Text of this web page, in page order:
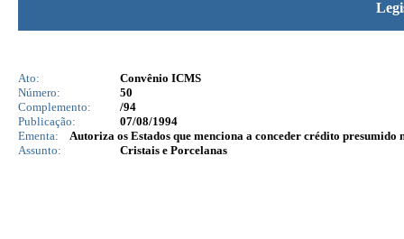
Ato:
Convênio ICMS
Número:
50
Complemento:
/94
Publicação:
07/08/1994
Ementa:
Autoriza os Estados que menciona a conceder crédito
Assunto:
Cristais e Porcelanas